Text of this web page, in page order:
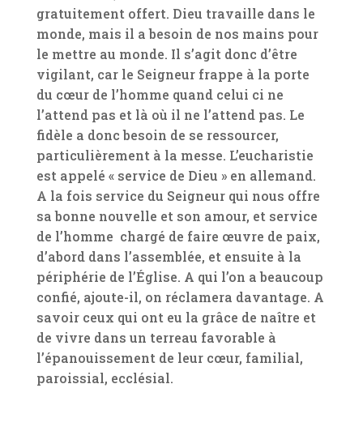
gratuitement offert. Dieu travaille dans le
monde, mais il a besoin de nos mains pour
le mettre au monde. Il s’agit donc d’être
vigilant, car le Seigneur frappe à la porte
du cœur de l’homme quand celui ci ne
l’attend pas et là où il ne l’attend pas. Le
fidèle a donc besoin de se ressourcer,
particulièrement à la messe. L’eucharistie
est appelé « service de Dieu » en allemand.
A la fois service du Seigneur qui nous offre
sa bonne nouvelle et son amour, et service
de l’homme chargé de faire œuvre de paix,
d’abord dans l’assemblée, et ensuite à la
périphérie de l’Église. A qui l’on a beaucoup
confié, ajoute-il, on réclamera davantage. A
savoir ceux qui ont eu la grâce de naître et
de vivre dans un terreau favorable à
l’épanouissement de leur cœur, familial,
paroissial, ecclésial.